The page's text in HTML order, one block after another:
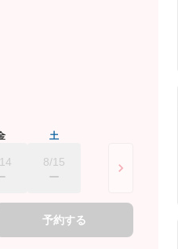
土
8/15
予約する